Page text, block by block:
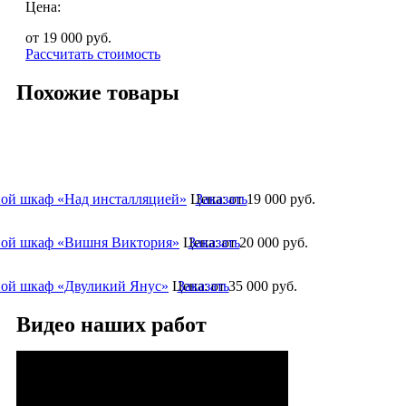
Цена:
от 19 000 руб.
Рассчитать стоимость
Похожие товары
шкаф «Над инсталляцией» Цена:от 19 000 руб.
Заказать
шкаф «Вишня Виктория» Цена:от 20 000 руб.
Заказать
шкаф «Двуликий Янус» Цена:от 35 000 руб.
Заказать
Видео наших работ